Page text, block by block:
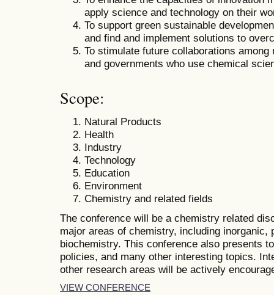
apply science and technology on their
To support green sustainable
and find and implement solutions to
To stimulate future collaborations
and governments who use chemical
Scope:
Natural Products
Health
Industry
Technology
Education
Environment
Chemistry and related fields
The conference will be a chemistry related
major areas of chemistry, including
biochemistry. This conference also presents
policies, and many other interesting topics.
other research areas will be actively
VIEW CONFERENCE